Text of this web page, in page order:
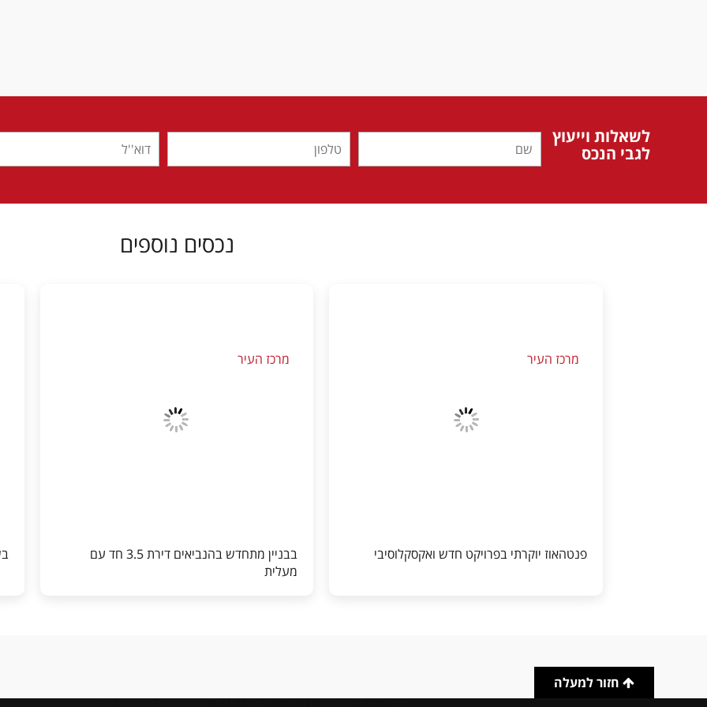
לשאלות וייעוץ
לגבי הנכס
נכסים נוספים
מרכז העיר
פנטהאוז יוקרתי בפרויקט חדש ואקסקלוסיבי
מרכז העיר
בבניין מתחדש בהנביאים דירת 3.5 חד עם
מעלית
חזור למעלה